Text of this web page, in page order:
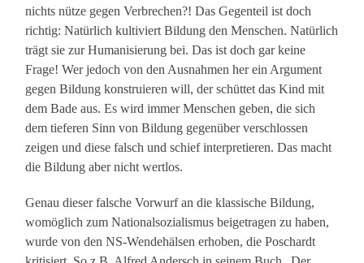
nichts nütze gegen Verbrechen?! Das Gegenteil ist doch
richtig: Natürlich kultiviert Bildung den Menschen. Natürlich
trägt sie zur Humanisierung bei. Das ist doch gar keine
Frage! Wer jedoch von den Ausnahmen her ein Argument
gegen Bildung konstruieren will, der schüttet das Kind mit
dem Bade aus. Es wird immer Menschen geben, die sich
dem tieferen Sinn von Bildung gegenüber verschlossen
zeigen und diese falsch und schief interpretieren. Das macht
die Bildung aber nicht wertlos.
Genau dieser falsche Vorwurf an die klassische Bildung,
womöglich zum Nationalsozialismus beigetragen zu haben,
wurde von den NS-Wendehälsen erhoben, die Poschardt